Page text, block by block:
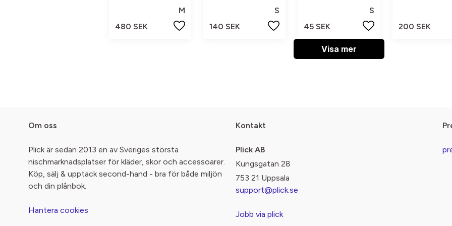
M
480 SEK
S
140 SEK
S
45 SEK
200 SEK
Visa mer
Om oss
Plick är sedan 2013 en av Sveriges största
nischmarknadsplatser för kläder, skor och accessoarer.
Köp, sälj & upptäck second-hand - bra för både miljön
och din plånbok.
Hantera cookies
Kontakt
Plick AB
Kungsgatan 28
753 21 Uppsala
support@plick.se
Jobb via plick